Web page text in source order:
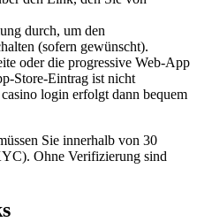
durch, um den
(sofern gewünscht).
oder die progressive Web-App
Store-Eintrag ist nicht
login erfolgt dann bequem
Sie innerhalb von 30
Ohne Verifizierung sind